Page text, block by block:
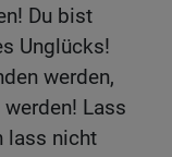
Du bist
Unglücks!
werden,
Lass
lass nicht